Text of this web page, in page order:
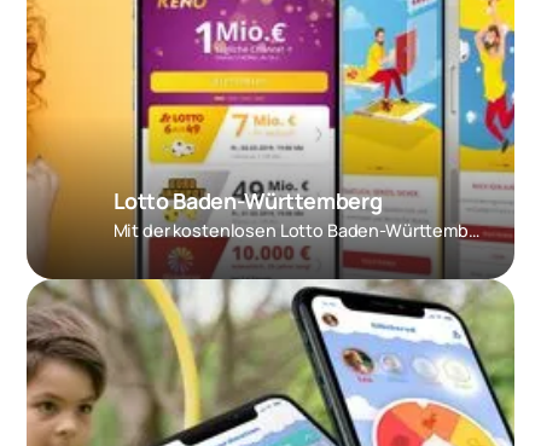
Lotto Baden-Württemberg
Mit der kostenlosen Lotto Baden-Württemberg App, direkt das Originalspiel jederzeit und überall sicher spielen.